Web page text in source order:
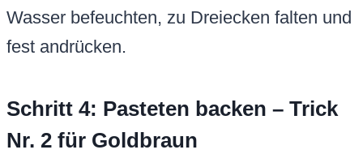
Wasser befeuchten, zu Dreiecken falten und
fest andrücken.
Schritt 4: Pasteten backen – Trick
Nr. 2 für Goldbraun